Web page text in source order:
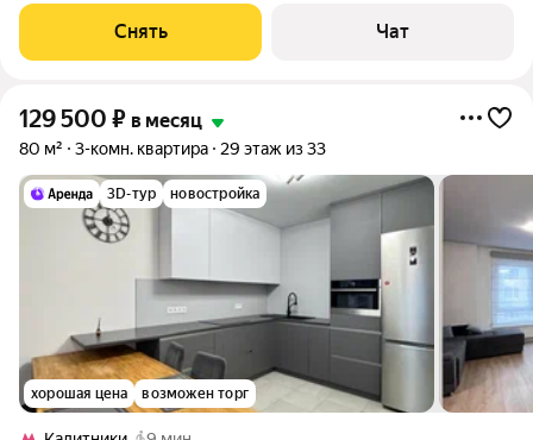
панельный, окна выходят
Снять Чат
129 500 ₽ в месяц
80 м² 3-комн. квартира 29 этаж из 33
3D-тур новостройка
хорошая цена возможен торг